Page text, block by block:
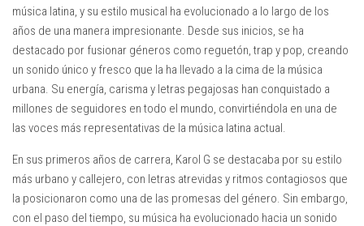
música latina, y su estilo musical ha evolucionado a lo largo de los
años de una manera impresionante. Desde sus inicios, se ha
destacado por fusionar géneros como reguetón, trap y pop, creando
un sonido único y fresco que la ha llevado a la cima de la música
urbana. Su energía, carisma y letras pegajosas han conquistado a
millones de seguidores en todo el mundo, convirtiéndola en una de
las voces más representativas de la música latina actual.
En sus primeros años de carrera, Karol G se destacaba por su estilo
más urbano y callejero, con letras atrevidas y ritmos contagiosos que
la posicionaron como una de las promesas del género. Sin embargo,
con el paso del tiempo, su música ha evolucionado hacia un sonido